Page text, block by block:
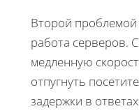
Второй проблемой
работа серверов.
медленную
отпугнуть
задержки в